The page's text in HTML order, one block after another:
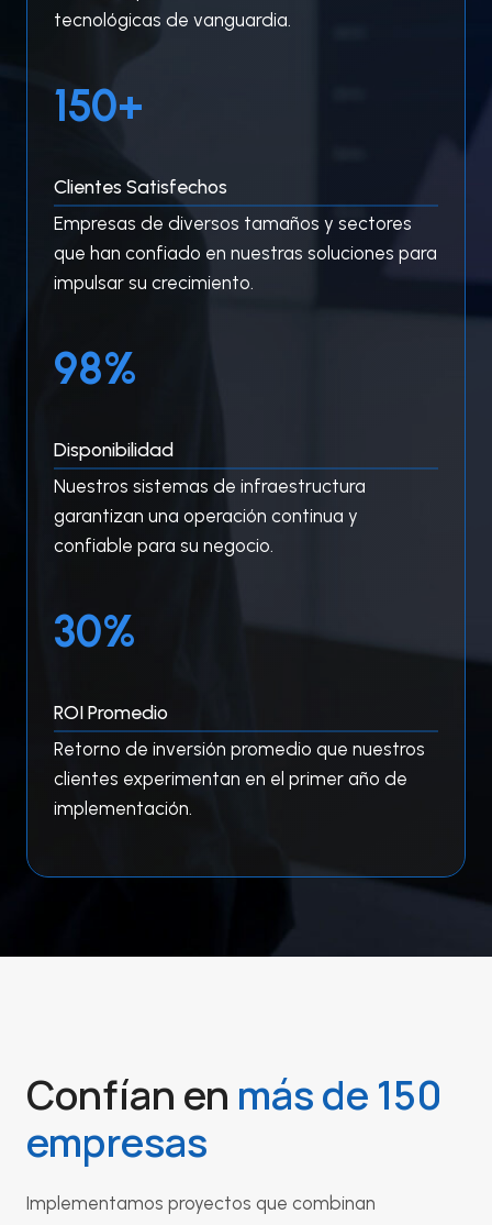
tecnológicas de vanguardia.
1150+
Clientes Satisfechos
Empresas de diversos tamaños y sectores
que han confiado en nuestras soluciones para
impulsar su crecimiento.
9
9
99%
Disponibilidad
Nuestros sistemas de infraestructura
garantizan una operación continua y
confiable para su negocio.
3
0
30%
ROI Promedio
Retorno de inversión promedio que nuestros
clientes experimentan en el primer año de
implementación.
Confían en más de 150
empresas
Implementamos proyectos que combinan